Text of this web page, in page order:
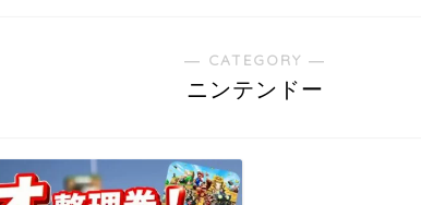
― CATEGORY ―
ニンテンドー